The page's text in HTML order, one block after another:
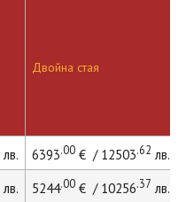
Двойна стая
лв. 6393.00€ / 12503.62 лв.
лв. 5244.00€ / 10256.37 лв.